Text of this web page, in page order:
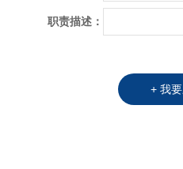
职责描述：